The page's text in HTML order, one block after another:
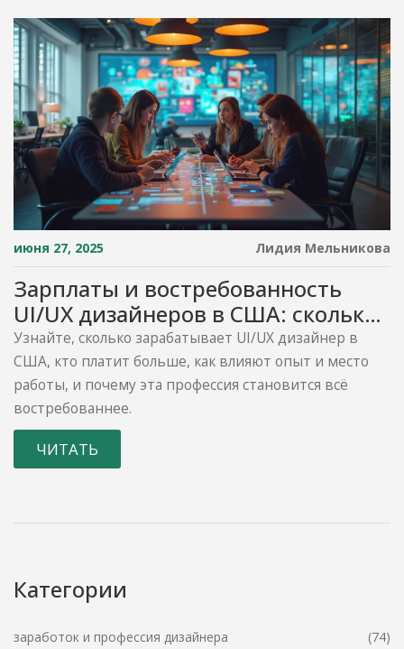
июня 27, 2025 Лидия Мельникова
Зарплаты и востребованность
UI/UX дизайнеров в США: сколько
реально зарабатывают
специалисты
Узнайте, сколько зарабатывает UI/UX дизайнер в
США, кто платит больше, как влияют опыт и место
работы, и почему эта профессия становится всё
востребованнее.
ЧИТАТЬ
Категории
заработок и профессия дизайнера (74)